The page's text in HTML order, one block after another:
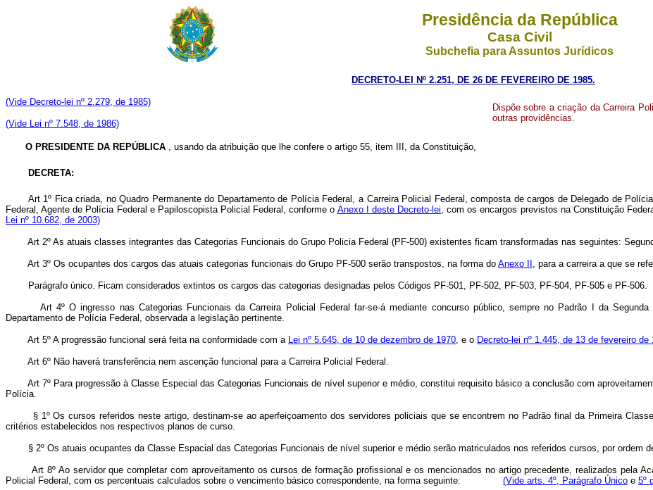
Presidência da República
Casa Civil
Subchefia para Assuntos Jurídicos
DECRETO-LEI Nº 2.251, DE 26 DE FEVEREIRO DE 1985.
(Vide Decreto-lei nº 2.279, de 1985)
(Vide Lei nº 7.548, de 1986)
Dispõe sobre a criação da Carreira
outras providências.
O PRESIDENTE DA REPÚBLICA , usando da atribuição que lhe confere o artigo 55, item III, da Constituição,
DECRETA:
Art 1º Fica criada, no Quadro Permanente do Departamento de Polícia Federal, a Carreira Policial Federal, composta de cargos de Delegado de
Federal, Agente de Polícia Federal e Papiloscopista Policial Federal, conforme o Anexo I deste Decreto-lei , com os encargos previstos na
Lei nº 10.682, de 2003)
Art 2º As atuais classes integrantes das Categorias Funcionais do Grupo Policia Federal (PF-500) existentes ficam transformadas nas seguintes:
Art 3º Os ocupantes dos cargos das atuais categorias funcionais do Grupo PF-500 serão transpostos, na forma do Anexo II , para a carreira a que se
Parágrafo único. Ficam considerados extintos os cargos das categorias designadas pelos Códigos PF-501, PF-502, PF-503, PF-504, PF-505 e PF-506.
Art 4º O ingresso nas Categorias Funcionais da Carreira Policial Federal far-se-á mediante concurso público, sempre no Padrão I da
Departamento de Polícia Federal, observada a legislação pertinente.
Art 5º A progressão funcional será feita na conformidade com a Lei nº 5.645, de 10 de dezembro de 1970 , e o Decreto-lei nº 1.445, de 13 de fevereiro de
Art 6º Não haverá transferência nem ascenção funcional para a Carreira Policial Federal.
Art 7º Para progressão à Classe Especial das Categorias Funcionais de nível superior e médio, constitui requisito básico a conclusão com
Polícia.
§ 1º Os cursos referidos neste artigo, destinam-se ao aperfeiçoamento dos servidores policiais que se encontrem no Padrão final da Primeira
critérios estabelecidos nos respectivos planos de curso.
§ 2º Os atuais ocupantes da Classe Espacial das Categorias Funcionais de nível superior e médio serão matriculados nos referidos cursos, por ordem
Art 8º Ao servidor que completar com aproveitamento os cursos de formação profissional e os mencionados no artigo precedente, realizados pela
Policial Federal, com os percentuais calculados sobre o vencimento básico correspondente, na forma seguinte: (Vide arts. 4º, Parágrafo Único e 5º